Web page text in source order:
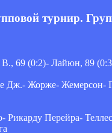
турнир.
В., 69 (0:2)- Лайюн, 89
Дж.- Жорже- Жемерсон-
Рикарду Перейра-